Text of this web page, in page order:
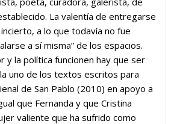
La valentía de entregarse
a lo que todavía no fue
a sí misma” de los espacios.
y la política funcionen hay que ser
uno de los textos escritos para
de San Pablo (2010) en apoyo a
que Fernanda y que Cristina
valiente que ha sufrido como